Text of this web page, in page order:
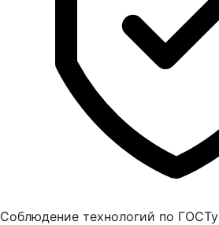
Соблюдение технологий по ГОСТу